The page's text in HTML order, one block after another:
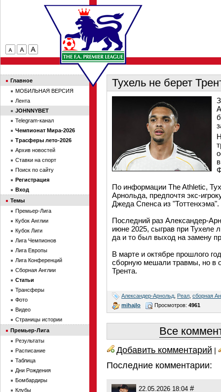
Тухель не берет
По информации The Athletic,
Арнольда, предпочтя экс-
Джеда Спенса из "Тоттенхэма".
Последний раз Александер-
июне 2025, сыграв при Тухеле
да и то был выход на замену
В марте и октябре прошлого
сборную мешали травмы, но в
Трента.
Александер-Арнольд Реал сборная
mihajlo
Просмотров: 4961
Все
Добавить комментарий |
Последние комментарии:
22.05.2026 18:04 #
Главное
МОБИЛЬНАЯ ВЕРСИЯ
Лента
JOHNNYBET
Telegram-канал
Чемпионат Мира-2026
Трасферы лето-2026
Архив новостей
Ставки на спорт
Поиск по сайту
Регистрация
Вход
Темы
Премьер-Лига
Кубок Англии
Кубок Лиги
Лига Чемпионов
Лига Европы
Лига Конференций
Сборная Англии
Статьи
Трансферы
Фото
Видео
Страницы истории
Премьер-Лига
Результаты
Расписание
Таблица
Дни Рождения
Бомбардиры
Клубы